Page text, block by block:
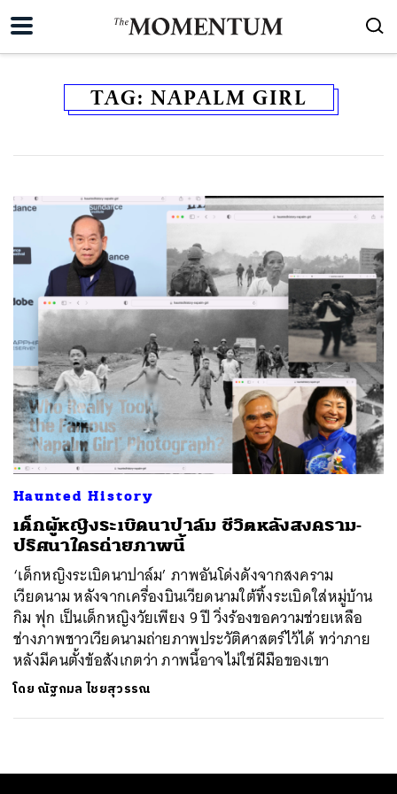
TAG: NAPALM GIRL
Haunted History
เด็กผู้หญิงระเบิดนาปาล์ม ชีวิตหลังสงคราม-
ปริศนาใครถ่ายภาพนี้
‘เด็กหญิงระเบิดนาปาล์ม’ ภาพอันโด่งดังจากสงคราม
เวียดนาม หลังจากเครื่องบินเวียดนามใต้ทิ้งระเบิดใส่หมู่บ้าน
กิม ฟุก เป็นเด็กหญิงวัยเพียง 9 ปี วิ่งร้องขอความช่วยเหลือ
ช่างภาพชาวเวียดนามถ่ายภาพประวัติศาสตร์ไว้ได้ ทว่าภาย
หลังมีคนตั้งข้อสังเกตว่า ภาพนี้อาจไม่ใช่ฝีมือของเขา
โดย ณัฐกมล ไชยสุวรรณ
ค้นหา
SHARE TWEET LINE EMAIL